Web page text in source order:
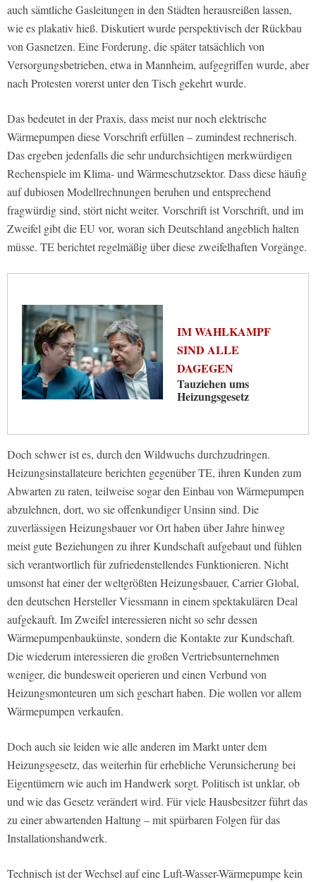
auch sämtliche Gasleitungen in den Städten herausreißen lassen,
wie es plakativ hieß. Diskutiert wurde perspektivisch der Rückbau
von Gasnetzen. Eine Forderung, die später tatsächlich von
Versorgungsbetrieben, etwa in Mannheim, aufgegriffen wurde, aber
nach Protesten vorerst unter den Tisch gekehrt wurde.
Das bedeutet in der Praxis, dass meist nur noch elektrische
Wärmepumpen diese Vorschrift erfüllen – zumindest rechnerisch.
Das ergeben jedenfalls die sehr undurchsichtigen merkwürdigen
Rechenspiele im Klima- und Wärmeschutzsektor. Dass diese häufig
auf dubiosen Modellrechnungen beruhen und entsprechend
fragwürdig sind, stört nicht weiter. Vorschrift ist Vorschrift, und im
Zweifel gibt die EU vor, woran sich Deutschland angeblich halten
müsse. TE berichtet regelmäßig über diese zweifelhaften Vorgänge.
IM WAHLKAMPF
SIND ALLE
DAGEGEN
Tauziehen ums
Heizungsgesetz
Doch schwer ist es, durch den Wildwuchs durchzudringen.
Heizungsinstallateure berichten gegenüber TE, ihren Kunden zum
Abwarten zu raten, teilweise sogar den Einbau von Wärmepumpen
abzulehnen, dort, wo sie offenkundiger Unsinn sind. Die
zuverlässigen Heizungsbauer vor Ort haben über Jahre hinweg
meist gute Beziehungen zu ihrer Kundschaft aufgebaut und fühlen
sich verantwortlich für zufriedenstellendes Funktionieren. Nicht
umsonst hat einer der weltgrößten Heizungsbauer, Carrier Global,
den deutschen Hersteller Viessmann in einem spektakulären Deal
aufgekauft. Im Zweifel interessieren nicht so sehr dessen
Wärmepumpenbaukünste, sondern die Kontakte zur Kundschaft.
Die wiederum interessieren die großen Vertriebsunternehmen
weniger, die bundesweit operieren und einen Verbund von
Heizungsmonteuren um sich geschart haben. Die wollen vor allem
Wärmepumpen verkaufen.
Doch auch sie leiden wie alle anderen im Markt unter dem
Heizungsgesetz, das weiterhin für erhebliche Verunsicherung bei
Eigentümern wie auch im Handwerk sorgt. Politisch ist unklar, ob
und wie das Gesetz verändert wird. Für viele Hausbesitzer führt das
zu einer abwartenden Haltung – mit spürbaren Folgen für das
Installationshandwerk.
Technisch ist der Wechsel auf eine Luft-Wasser-Wärmepumpe kein